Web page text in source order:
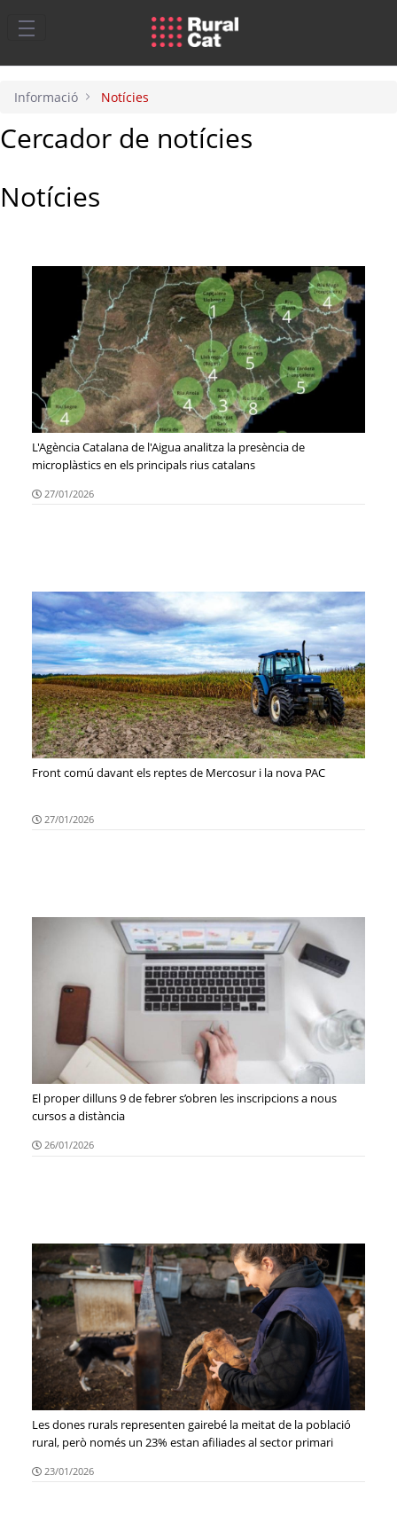
Salta al contingut principal
Informació Notícies
Cercador de notícies
Notícies
L'Agència Catalana de l'Aigua analitza la presència de
microplàstics en els principals rius catalans
27/01/2026
Front comú davant els reptes de Mercosur i la nova PAC
27/01/2026
El proper dilluns 9 de febrer s’obren les inscripcions a nous
cursos a distància
26/01/2026
Les dones rurals representen gairebé la meitat de la població
rural, però només un 23% estan afiliades al sector primari
23/01/2026